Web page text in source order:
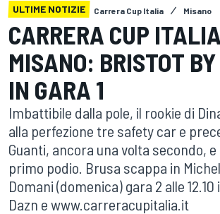
ULTIME NOTIZIE Carrera Cup Italia Misano
CARRERA CUP
MISANO: BRISTOT
IN GARA 1
Imbattibile dalla pole, il rookie di
alla perfezione tre safety car e
Guanti, ancora una volta secondo,
primo podio. Brusa scappa in
Domani (domenica) gara 2 alle
Dazn e www.carreracupitalia.it